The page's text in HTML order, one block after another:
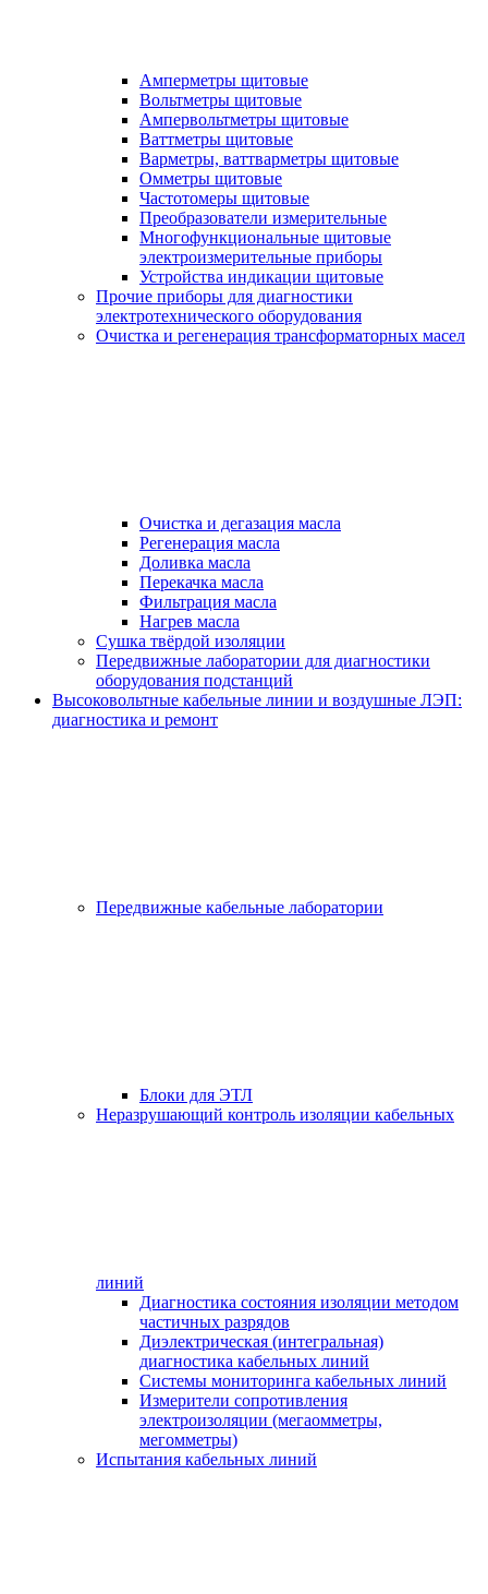
Амперметры щитовые
Вольтметры щитовые
Ампервольтметры щитовые
Ваттметры щитовые
Варметры, ваттварметры щитовые
Омметры щитовые
Частотомеры щитовые
Преобразователи измерительные
Многофункциональные щитовые
электроизмерительные приборы
Устройства индикации щитовые
Прочие приборы для диагностики
электротехнического оборудования
Очистка и регенерация трансформаторных масел
Очистка и дегазация масла
Регенерация масла
Доливка масла
Перекачка масла
Фильтрация масла
Нагрев масла
Сушка твёрдой изоляции
Передвижные лаборатории для диагностики
оборудования подстанций
Высоковольтные кабельные линии и воздушные ЛЭП:
диагностика и ремонт
Передвижные кабельные лаборатории
Блоки для ЭТЛ
Неразрушающий контроль изоляции кабельных
линий
Диагностика состояния изоляции методом
частичных разрядов
Диэлектрическая (интегральная)
диагностика кабельных линий
Системы мониторинга кабельных линий
Измерители сопротивления
электроизоляции (мегаомметры,
мегомметры)
Испытания кабельных линий